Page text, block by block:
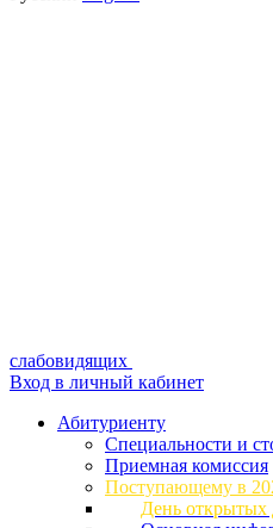
слабовидящих
Вход в личный кабинет
Абитуриенту
Специальности и
Приемная комиссия
Поступающему в
День открытых